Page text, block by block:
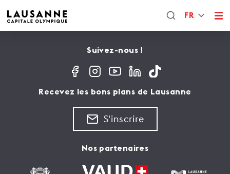
FR
Suivez-nous !
Recevez les bons plans de Lausanne
S'inscrire
Nos partenaires